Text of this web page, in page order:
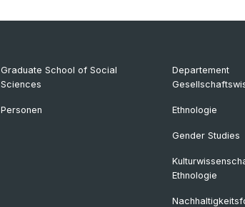
Graduate School of Social
Sciences
Personen
Departement
Ethnologie
Gender Studies
Ethnologie